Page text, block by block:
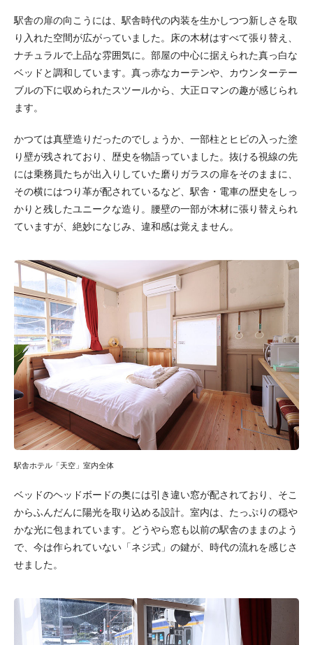
駅舎の扉の向こうには、駅舎時代の内装を生かしつつ新しさを取
り入れた空間が広がっていました。床の木材はすべて張り替え、
ナチュラルで上品な雰囲気に。部屋の中心に据えられた真っ白な
ベッドと調和しています。真っ赤なカーテンや、カウンターテー
ブルの下に収められたスツールから、大正ロマンの趣が感じられ
ます。
かつては真壁造りだったのでしょうか、一部柱とヒビの入った塗
り壁が残されており、歴史を物語っていました。抜ける視線の先
には乗務員たちが出入りしていた磨りガラスの扉をそのままに、
その横にはつり革が配されているなど、駅舎・電車の歴史をしっ
かりと残したユニークな造り。腰壁の一部が木材に張り替えられ
ていますが、絶妙になじみ、違和感は覚えません。
駅舎ホテル「天空」室内全体
ベッドのヘッドボードの奥には引き違い窓が配されており、そこ
からふんだんに陽光を取り込める設計。室内は、たっぷりの穏や
かな光に包まれています。どうやら窓も以前の駅舎のままのよう
で、今は作られていない「ネジ式」の鍵が、時代の流れを感じさ
せました。